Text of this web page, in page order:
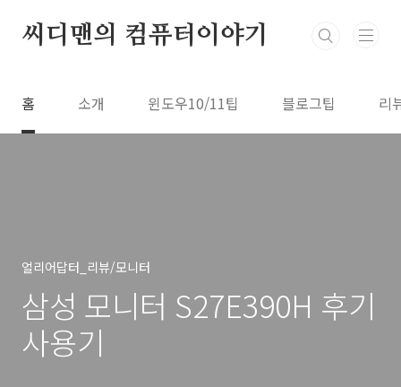
씨디맨의 컴퓨터이야기
홈 소개 윈도우10/11팁 블로그팁 리
얼리어답터_리뷰/모니터
삼성 모니터 S27E390H 후기
사용기